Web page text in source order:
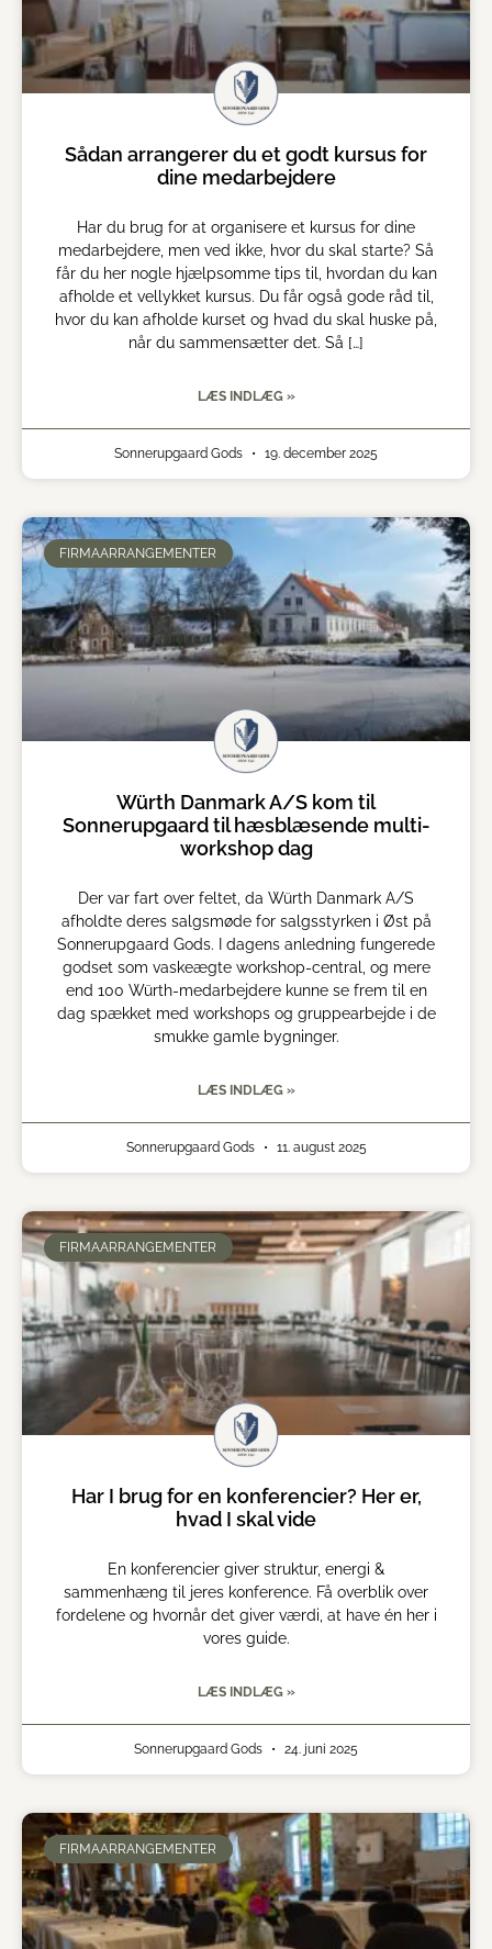
Sådan arrangerer du et godt kursus for
dine medarbejdere
Har du brug for at organisere et kursus for dine
medarbejdere, men ved ikke, hvor du skal starte? Så
får du her nogle hjælpsomme tips til, hvordan du kan
afholde et vellykket kursus. Du får også gode råd til,
hvor du kan afholde kurset og hvad du skal huske på,
når du sammensætter det. Så […]
LÆS INDLÆG »
Sonnerupgaard Gods 19. december 2025
FIRMAARRANGEMENTER
Würth Danmark A/S kom til
Sonnerupgaard til hæsblæsende multi-
workshop dag
Der var fart over feltet, da Würth Danmark A/S
afholdte deres salgsmøde for salgsstyrken i Øst på
Sonnerupgaard Gods. I dagens anledning fungerede
godset som vaskeægte workshop-central, og mere
end 100 Würth-medarbejdere kunne se frem til en
dag spækket med workshops og gruppearbejde i de
smukke gamle bygninger.
LÆS INDLÆG »
Sonnerupgaard Gods 11. august 2025
FIRMAARRANGEMENTER
Har I brug for en konferencier? Her er,
hvad I skal vide
En konferencier giver struktur, energi &
sammenhæng til jeres konference. Få overblik over
fordelene og hvornår det giver værdi, at have én her i
vores guide.
LÆS INDLÆG »
Sonnerupgaard Gods 24. juni 2025
FIRMAARRANGEMENTER